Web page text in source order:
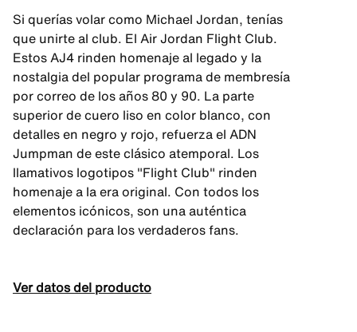
Si querías volar como Michael Jordan, tenías
que unirte al club. El Air Jordan Flight Club.
Estos AJ4 rinden homenaje al legado y la
nostalgia del popular programa de membresía
por correo de los años 80 y 90. La parte
superior de cuero liso en color blanco, con
detalles en negro y rojo, refuerza el ADN
Jumpman de este clásico atemporal. Los
llamativos logotipos "Flight Club" rinden
homenaje a la era original. Con todos los
elementos icónicos, son una auténtica
declaración para los verdaderos fans.
Ver datos del producto